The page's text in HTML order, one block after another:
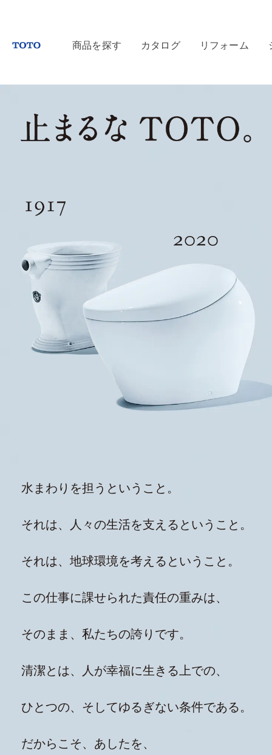
商品を探す カタログ リフォーム
水まわりを担うということ。
それは、人々の生活を支えるということ。
それは、地球環境を考えるということ。
この仕事に課せられた責任の重みは、
そのまま、私たちの誇りです。
清潔とは、人が幸福に生きる上での、
ひとつの、そしてゆるぎない条件である。
だからこそ、あしたを、